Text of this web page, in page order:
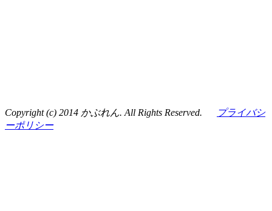
Copyright (c) 2014 かぶれん. All Rights Reserved.
プライバシ
ーポリシー